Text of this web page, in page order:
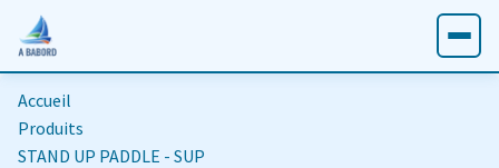
Accueil
Produits
STAND UP PADDLE - SUP